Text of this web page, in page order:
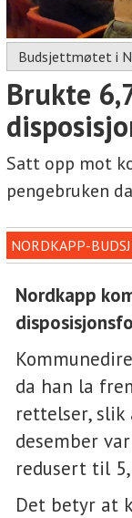
Budsjettmøtet i
Brukte
Satt opp mot
pengebruken
NORDKAPP-
Nordkapp
da han la
rettelser,
desember
redusert til
Det betyr at